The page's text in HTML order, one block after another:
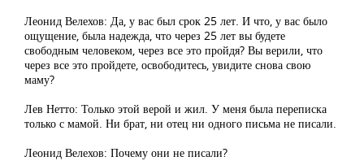
Леонид Велехов: Да, у вас был срок 25 лет. И что, у вас было
ощущение, была надежда, что через 25 лет вы будете
свободным человеком, через все это пройдя? Вы верили, что
через все это пройдете, освободитесь, увидите снова свою
маму?
Лев Нетто: Только этой верой и жил. У меня была переписка
только с мамой. Ни брат, ни отец ни одного письма не писали.
Леонид Велехов: Почему они не писали?